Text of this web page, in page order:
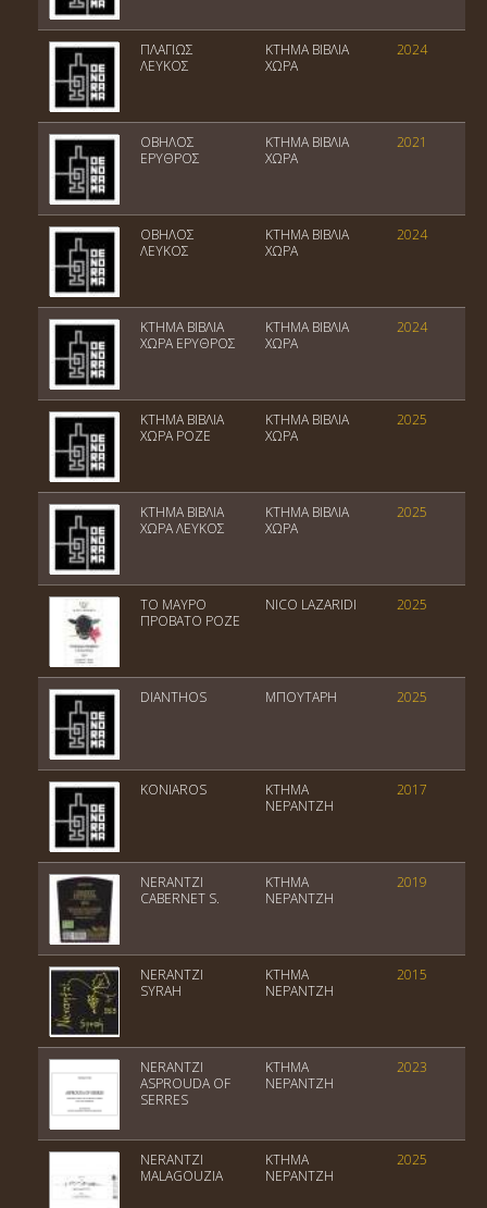
ΠΛΑΓΙΩΣ
ΛΕΥΚΟΣ
ΚΤΗΜΑ ΒΙΒΛΙΑ
ΧΩΡΑ
2024
ΟΒΗΛΟΣ
ΕΡΥΘΡΟΣ
ΚΤΗΜΑ ΒΙΒΛΙΑ
ΧΩΡΑ
2021
ΟΒΗΛΟΣ
ΛΕΥΚΟΣ
ΚΤΗΜΑ ΒΙΒΛΙΑ
ΧΩΡΑ
2024
ΚΤΗΜΑ ΒΙΒΛΙΑ
ΧΩΡΑ ΕΡΥΘΡΟΣ
ΚΤΗΜΑ ΒΙΒΛΙΑ
ΧΩΡΑ
2024
ΚΤΗΜΑ ΒΙΒΛΙΑ
ΧΩΡΑ ΡΟΖΕ
ΚΤΗΜΑ ΒΙΒΛΙΑ
ΧΩΡΑ
2025
ΚΤΗΜΑ ΒΙΒΛΙΑ
ΧΩΡΑ ΛΕΥΚΟΣ
ΚΤΗΜΑ ΒΙΒΛΙΑ
ΧΩΡΑ
2025
ΤΟ ΜΑΥΡΟ
ΠΡΟΒΑΤΟ ΡΟΖΕ
NICO LAZARIDI 2025
DIANTHOS ΜΠΟΥΤΑΡΗ 2025
KONIAROS
ΚΤΗΜΑ
ΝΕΡΑΝΤΖΗ
2017
NERANTZI
CABERNET S.
ΚΤΗΜΑ
ΝΕΡΑΝΤΖΗ
2019
NERANTZI
SYRAH
ΚΤΗΜΑ
ΝΕΡΑΝΤΖΗ
2015
NERANTZI
ASPROUDA OF
SERRES
ΚΤΗΜΑ
ΝΕΡΑΝΤΖΗ
2023
NERANTZI
MALAGOUZIA
ΚΤΗΜΑ
ΝΕΡΑΝΤΖΗ
2025